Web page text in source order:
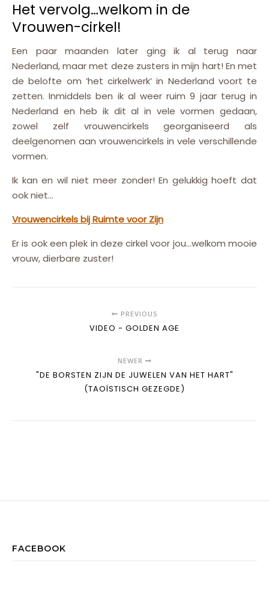
Het vervolg…welkom in de
Vrouwen-cirkel!
Een paar maanden later ging ik al terug naar
Nederland, maar met deze zusters in mijn hart! En met
de belofte om ‘het cirkelwerk’ in Nederland voort te
zetten. Inmiddels ben ik al weer ruim 9 jaar terug in
Nederland en heb ik dit al in vele vormen gedaan,
zowel zelf vrouwencirkels georganiseerd als
deelgenomen aan vrouwencirkels in vele verschillende
vormen.
Ik kan en wil niet meer zonder! En gelukkig hoeft dat
ook niet…
Vrouwencirkels bij Ruimte voor Zijn
Er is ook een plek in deze cirkel voor jou…welkom mooie
vrouw, dierbare zuster!
PREVIOUS
VIDEO - GOLDEN AGE
NEWER
"DE BORSTEN ZIJN DE JUWELEN VAN HET HART"
(TAOÏSTISCH GEZEGDE)
FACEBOOK